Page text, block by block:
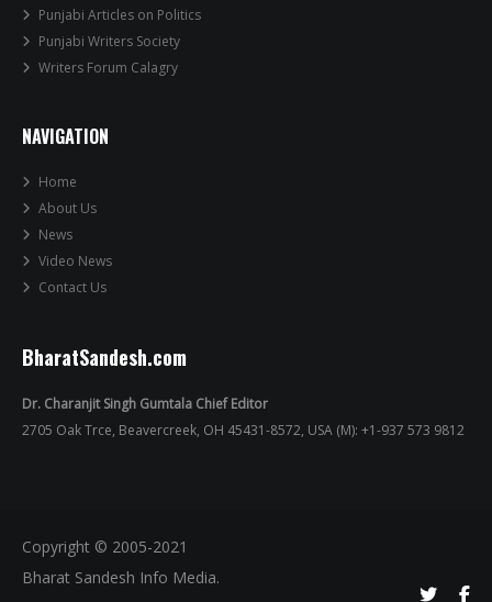
Punjabi Articles on Politics
Punjabi Writers Society
Writers Forum Calagry
NAVIGATION
Home
About Us
News
Video News
Contact Us
BharatSandesh.com
Dr. Charanjit Singh Gumtala Chief Editor
2705 Oak Trce, Beavercreek, OH 45431-8572, USA (M): +1-937 573 9812
Copyright © 2005-2021
Bharat Sandesh Info Media.